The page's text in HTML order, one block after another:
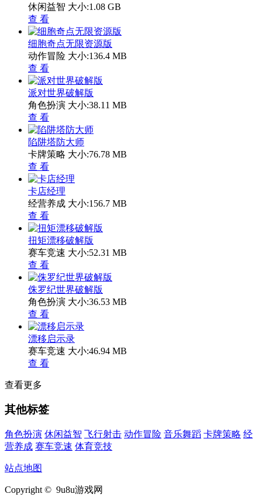
休闲益智 大小:1.08 GB
查 看
细胞奇点无限资源版
动作冒险 大小:136.4 MB
查 看
派对世界破解版
角色扮演 大小:38.11 MB
查 看
陷阱塔防大师
卡牌策略 大小:76.78 MB
查 看
卡店经理
经营养成 大小:156.7 MB
查 看
扭矩漂移破解版
赛车竞速 大小:52.31 MB
查 看
侏罗纪世界破解版
角色扮演 大小:36.53 MB
查 看
漂移启示录
赛车竞速 大小:46.94 MB
查 看
查看更多
其他标签
角色扮演 休闲益智 飞行射击 动作冒险 音乐舞蹈 卡牌策略 经
营养成 赛车竞速 体育竞技
站点地图
Copyright © 9u8u游戏网